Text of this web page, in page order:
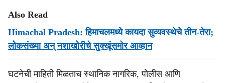
Also Read
Himachal Pradesh: हिमाचलमध्ये कायदा सुव्यवस्थेचे तीन-तेरा;
लोकसंख्या अन् नशाखोरीचे सुक्खूंसमोर आव्हान
घटनेची माहिती मिळताच स्थानिक नागरिक, पोलीस आणि